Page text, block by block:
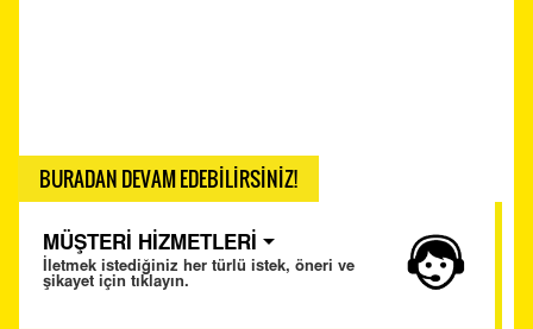
BURADAN DEVAM EDEBİLİRSİNİZ!
MÜŞTERİ HİZMETLERİ
İletmek istediğiniz her türlü istek, öneri ve
şikayet için tıklayın.